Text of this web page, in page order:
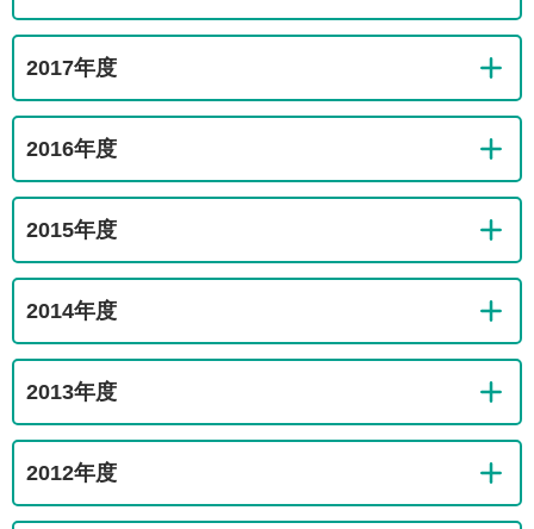
2017年度
2016年度
2015年度
2014年度
2013年度
2012年度